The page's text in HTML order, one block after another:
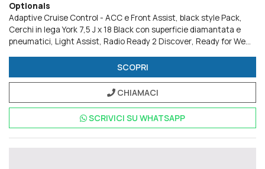
Optionals
Adaptive Cruise Control - ACC e Front Assist black style Pack
Cerchi in lega York 7,5 J x 18 Black con superficie diamantata e
pneumatici Light Assist Radio Ready 2 Discover Ready for We
Ruota di scorta di dimensioni ridotte
panoramico ad azionamento elettrico Versioni Plus
SCOPRI
CHIAMACI
SCRIVICI SU WHATSAPP